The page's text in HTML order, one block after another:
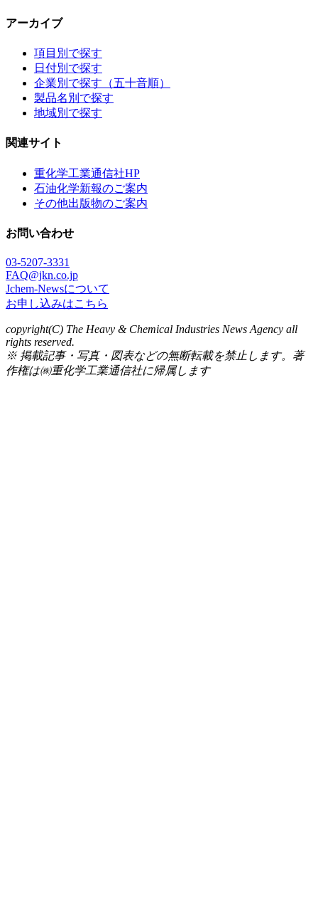
アーカイブ
項目別で探す
日付別で探す
企業別で探す（五十音順）
製品名別で探す
地域別で探す
関連サイト
重化学工業通信社HP
石油化学新報のご案内
その他出版物のご案内
お問い合わせ
03-5207-3331
FAQ@jkn.co.jp
Jchem-Newsについて
お申し込みはこちら
copyright(C) The Heavy & Chemical Industries News Agency all
rights reserved.
※ 掲載記事・写真・図表などの無断転載を禁止します。著
作権は㈱重化学工業通信社に帰属します